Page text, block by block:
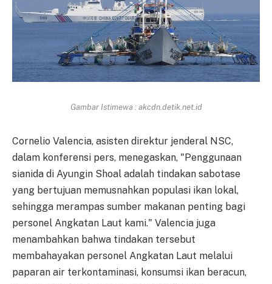
Gambar Istimewa : akcdn.detik.net.id
Cornelio Valencia, asisten direktur jenderal NSC,
dalam konferensi pers, menegaskan, "Penggunaan
sianida di Ayungin Shoal adalah tindakan sabotase
yang bertujuan memusnahkan populasi ikan lokal,
sehingga merampas sumber makanan penting bagi
personel Angkatan Laut kami." Valencia juga
menambahkan bahwa tindakan tersebut
membahayakan personel Angkatan Laut melalui
paparan air terkontaminasi, konsumsi ikan beracun,